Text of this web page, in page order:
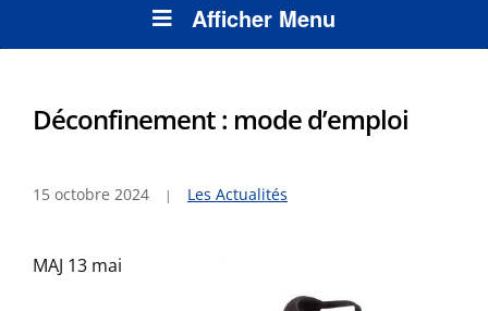
Afficher Menu
Déconfinement : mode d’emploi
15 octobre 2024 Les Actualités
MAJ 13 mai